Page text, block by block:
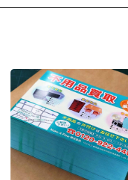
オリジナルカレンダー
はがき・挨拶状・案内状印刷
#はがき印刷
#宛名印刷